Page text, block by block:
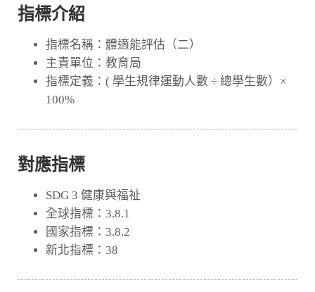
指標介紹
指標名稱：體適能評估（二）
主責單位：教育局
指標定義：( 學生規律運動人數 ÷ 總學生數）×
100%
對應指標
SDG 3 健康與福祉
全球指標：3.8.1
國家指標：3.8.2
新北指標：38